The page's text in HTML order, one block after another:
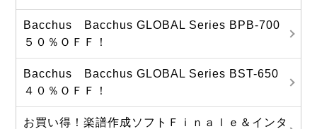
Bacchus Bacchus GLOBAL Series BPB-700
５０％ＯＦＦ！
Bacchus Bacchus GLOBAL Series BST-650
４０％ＯＦＦ！
お買い得！楽譜作成ソフトＦｉｎａｌｅ＆インタ